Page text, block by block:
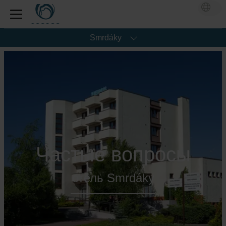
Smrdáky
Частые вопросы
отель Smrdáky